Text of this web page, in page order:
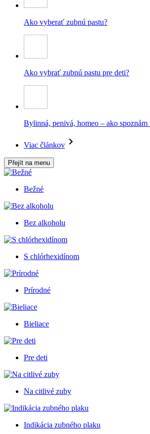
Ako vyberať zubnú pastu?
Ako vybrať zubnú pastu pre deti?
Bylinná, penivá, homeo – ako spoznám
Viac článkov
Přejít na menu
Bežné
Bez alkoholu
S chlórhexidínom
Prírodné
Bieliace
Pre deti
Na citlivé zuby
Indikácia zubného plaku